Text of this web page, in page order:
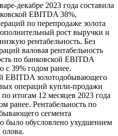
декабре 2023 года составила
EBITDA 38%,
по перепродаже золота
рост выручки и
рентабельность. Без
валовая рентабельность
по банковской EBITDA
с 39% годом ранее.
EBITDA золотодобывающего
операций купли-продажи
итогам 12 месяцев 2023 года
ранее. Рентабельность по
сегмента
было обусловлено ухудшением